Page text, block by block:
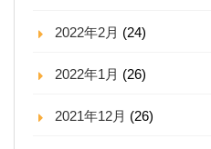
2022年2月 (24)
2022年1月 (26)
2021年12月 (26)